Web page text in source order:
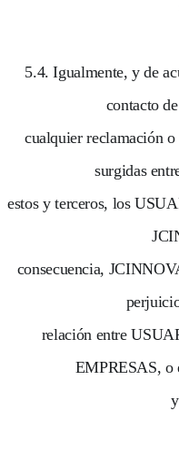
5.4. Igualmente, y de
contacto
cualquier reclamación
surgidas
estos y terceros, los
consecuencia,
relación entre
EMPRESAS, o